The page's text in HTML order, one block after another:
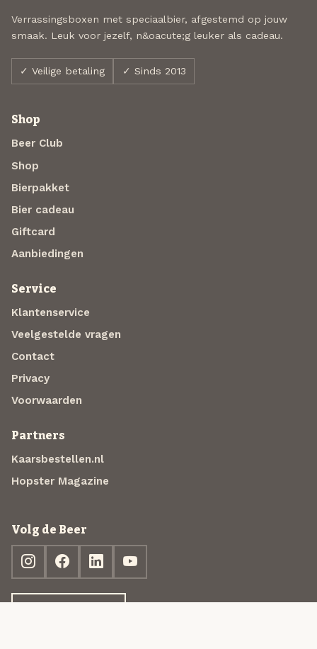
Verrassingsboxen met speciaalbier, afgestemd op jouw
smaak. Leuk voor jezelf, n&oacute;g leuker als cadeau.
✓ Veilige betaling ✓ Sinds 2013
Shop
Beer Club
Shop
Bierpakket
Bier cadeau
Giftcard
Aanbiedingen
Service
Klantenservice
Veelgestelde vragen
Contact
Privacy
Voorwaarden
Partners
Kaarsbestellen.nl
Hopster Magazine
Volg de Beer